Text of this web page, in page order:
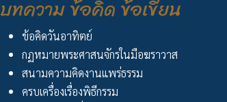
บทความ ข้อคิด ข้อเขียน
ข้อคิดวันอาทิตย์
กฏหมายพระศาสนจักรในมือฆราวาส
สนามความคิดงานแพร่ธรรม
ครบเครื่องเรื่องพิธีกรรม